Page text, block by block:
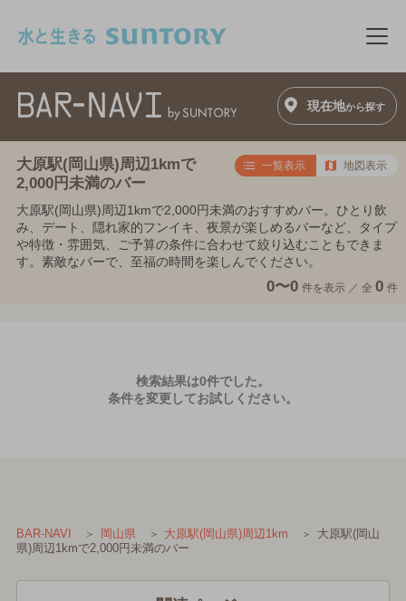
メ
現在地から探す
大原駅(岡山県)周辺1kmで
2,000円未満のバー
一覧表示 地図表示
大原駅(岡山県)周辺1kmで2,000円未満のおすすめバー。ひとり飲
み、デート、隠れ家的フンイキ、夜景が楽しめるバーなど、タイプ
や特徴・雰囲気、ご予算の条件に合わせて絞り込むこともできま
す。素敵なバーで、至福の時間を楽しんでください。
0〜0 件を表示 ／ 全 0 件
検索結果は0件でした。
条件を変更してお試しください。
BAR-NAVI 岡山県 大原駅(岡山県)周辺1km
大原駅(岡山
県)周辺1kmで2,000円未満のバー